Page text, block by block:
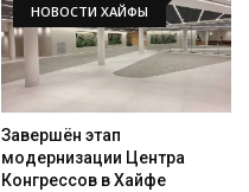
НОВОСТИ ХАЙФЫ
Завершён этап
модернизации Центра
Конгрессов в Хайфе